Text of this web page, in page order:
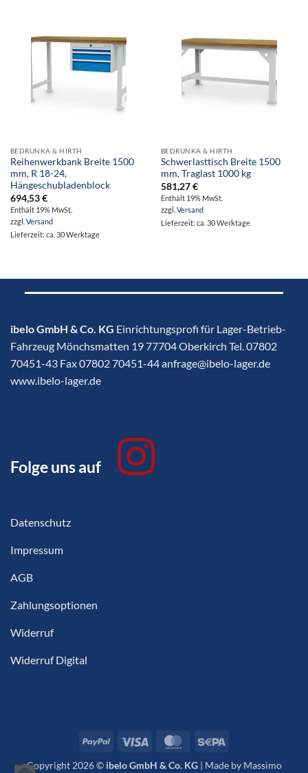
BEDRUNKA & HIRTH
Reihenwerkbank Breite 1500
mm, R 18-24,
Hängeschubladenblock
694,53€
Enthält 19% MwSt.
zzgl. Versand
Lieferzeit: ca. 30 Werktage
BEDRUNKA & HIRTH
Schwerlasttisch Breite 1500
mm, Traglast 1000 kg
581,27€
Enthält 19% MwSt.
zzgl. Versand
Lieferzeit: ca. 30 Werktage
ibelo GmbH & Co. KG Einrichtungsprofi für Lager-Betrieb-
Fahrzeug Mönchsmatten 19 77704 Oberkirch Tel. 07802
70451-43 Fax 07802 70451-44 anfrage@ibelo-lager.de
www.ibelo-lager.de
Folge uns auf
Datenschutz
Impressum
AGB
Zahlungsoptionen
Widerruf
Widerruf Digital
PayPal Visa MasterCard
Copyright 2026 © ibelo GmbH & Co. KG| Made by Massimo